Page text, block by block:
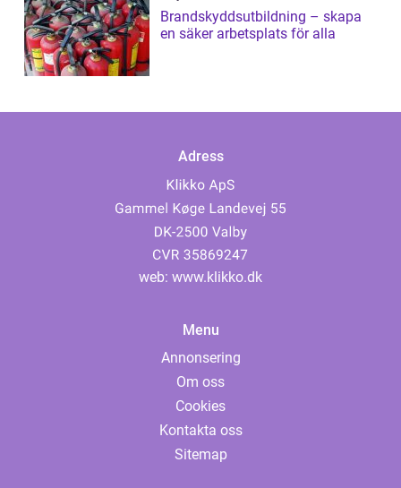
Brandskyddsutbildning – skapa
en säker arbetsplats för alla
Adress
web: www.klikko.dk
Menu
Annonsering
Om oss
Cookies
Kontakta oss
Sitemap